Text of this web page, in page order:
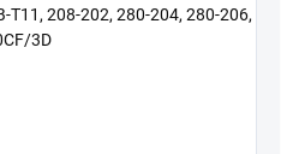
T11, 208-202, 280-204, 280-206,
3D